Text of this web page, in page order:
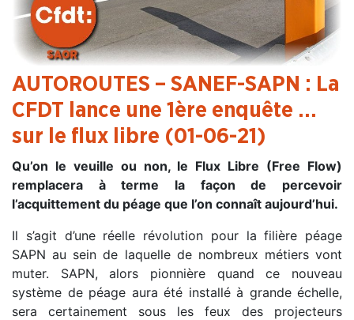
AUTOROUTES – SANEF-SAPN : La
CFDT lance une 1ère enquête …
sur le flux libre (01-06-21)
Qu’on le veuille ou non, le Flux Libre (Free Flow)
remplacera à terme la façon de percevoir
l’acquittement du péage que l’on connaît aujourd’hui.
Il s’agit d’une réelle révolution pour la filière péage
SAPN au sein de laquelle de nombreux métiers vont
muter. SAPN, alors pionnière quand ce nouveau
système de péage aura été installé à grande échelle,
sera certainement sous les feux des projecteurs